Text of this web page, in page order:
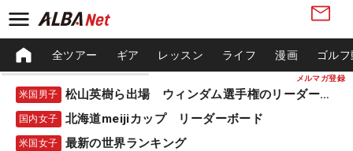
メルマガ登録
全ツアー ギア レッスン ライフ 漫画 ゴル
米国男子 松山英樹ら出場 ウィンダム選手権のリーダーボード
国内女子 北海道meijiカップ リーダーボード
米国女子 最新の世界ランキング